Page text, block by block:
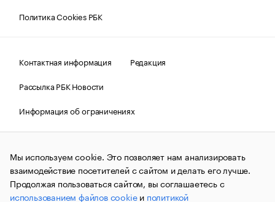
Политика Cookies РБК
Контактная информация
Редакция
Рассылка РБК Новости
Информация об ограничениях
Правовая информация
О соблюдении авторских прав
© АО «РОСБИЗНЕСКОНСАЛТИНГ»,1995–2026.Сообщения
и материалы информационного агентства «РБК»
(зарегистрировано Федеральной службой по надзору в сфере
связи, информационных технологий и массовых
коммуникаций (Роскомнадзор) 09.12.2015 за номером ИА
Мы используем cookie. Это позволяет нам анализировать
взаимодействие посетителей с сайтом и делать его лучше.
Продолжая пользоваться сайтом, вы соглашаетесь с
использованием файлов cookieи политикой